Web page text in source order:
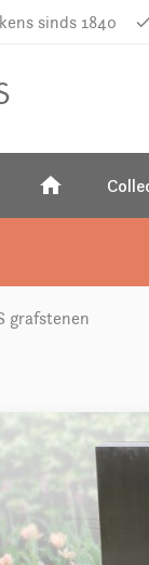
sinds 1840
home
grafstenen